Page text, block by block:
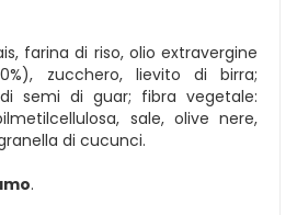
farina di riso, olio extravergine
zucchero, lievito di birra;
semi di guar; fibra vegetale:
sale, olive nere,
di cucunci.
.